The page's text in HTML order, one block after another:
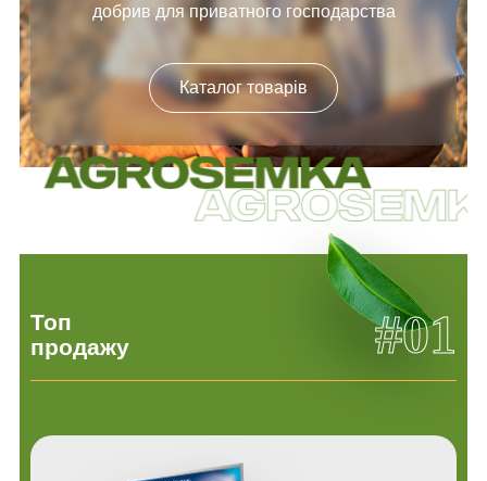
добрив для приватного господарства
Каталог товарів
Топ
продажу
#01